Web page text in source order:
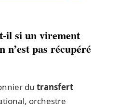
il si un virement
n’est pas récupéré
du transfert
orchestre